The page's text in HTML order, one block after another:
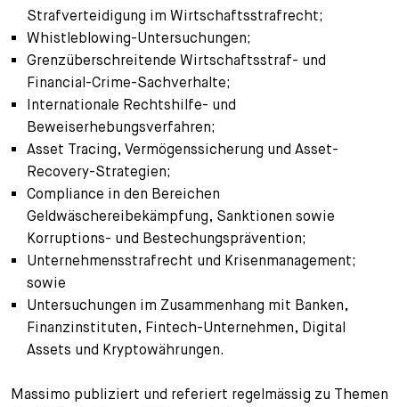
Strafverteidigung im Wirtschaftsstrafrecht;
Whistleblowing-Untersuchungen;
Grenzüberschreitende Wirtschaftsstraf- und
Financial-Crime-Sachverhalte;
Internationale Rechtshilfe- und
Beweiserhebungsverfahren;
Asset Tracing, Vermögenssicherung und Asset-
Recovery-Strategien;
Compliance in den Bereichen
Geldwäschereibekämpfung, Sanktionen sowie
Korruptions- und Bestechungsprävention;
Unternehmensstrafrecht und Krisenmanagement;
sowie
Untersuchungen im Zusammenhang mit Banken,
Finanzinstituten, Fintech-Unternehmen, Digital
Assets und Kryptowährungen.
Massimo publiziert und referiert regelmässig zu Themen